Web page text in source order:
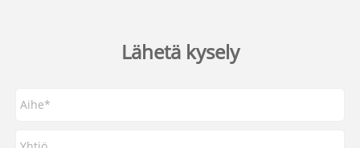
Lähetä kysely